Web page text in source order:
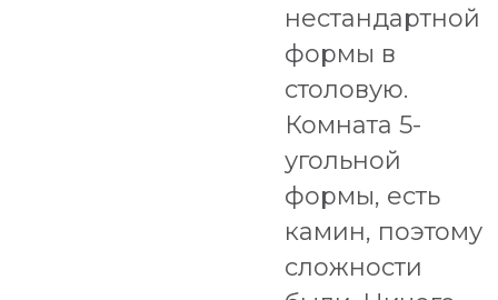
нестандартной
формы в
столовую.
Комната 5-
угольной
формы, есть
камин, поэтому
сложности